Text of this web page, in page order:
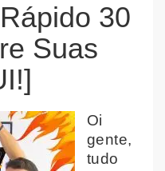
30
Suas
Oi
gente,
tudo